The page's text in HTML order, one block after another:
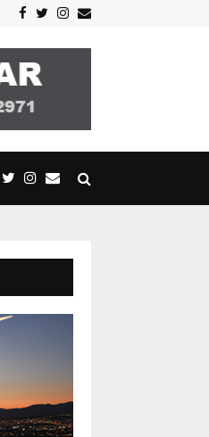
Facebook
TwitterInstagram
Email